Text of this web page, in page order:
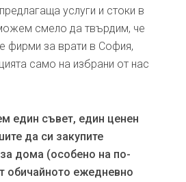
услуги и стоки в
смело да твърдим, че
фирми за врати в София,
само на избрани от нас
един съвет, един ценен
да си закупите
дома (особено на по-
обичайното ежедневно